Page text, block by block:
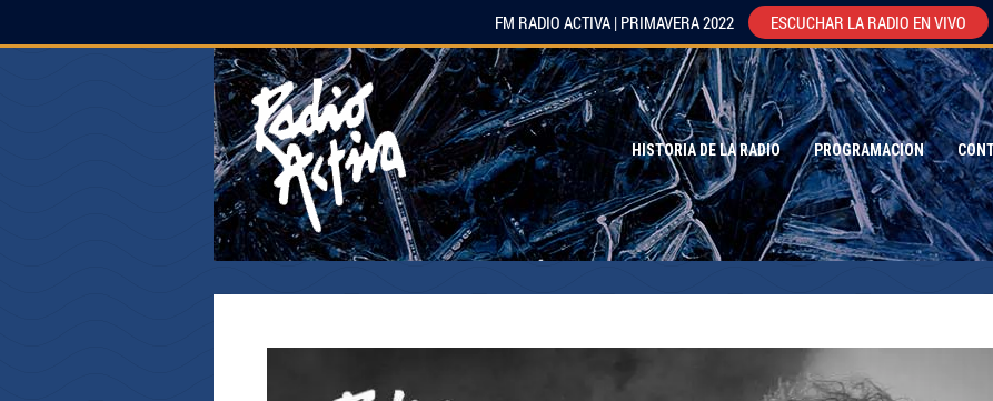
HISTORIA DE LA RADIO PROGRAMACION
FM RADIO ACTIVA | PRIMAVERA 2022 ESCUCHAR LA RADIO EN VIVO